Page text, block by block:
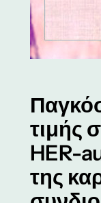
τιμής
HER-
της